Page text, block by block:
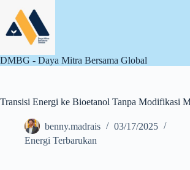
content
DMBG - Daya Mitra Bersama Global
Transisi Energi ke Bioetanol Tanpa Modifikasi
benny.madrais
03/17/2025
Energi Terbarukan